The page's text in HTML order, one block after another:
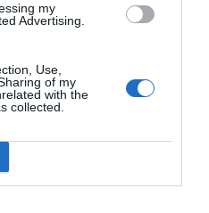
my
Advertising.
Use,
of my
with the
collected.